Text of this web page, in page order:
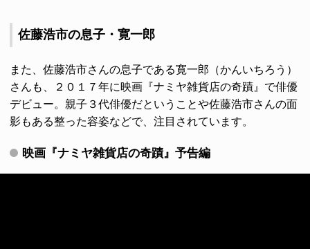
佐藤浩市の息子・寛一郎
また、佐藤浩市さんの息子である寛一郎（かんいちろう）
さんも、２０１７年に映画『ナミヤ雑貨店の奇蹟』で俳優
デビュー。親子３代俳優だということや佐藤浩市さんの面
影もある整った容姿などで、注目されています。
映画『ナミヤ雑貨店の奇蹟』予告編